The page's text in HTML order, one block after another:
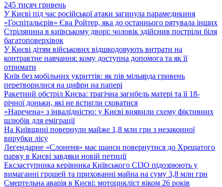
245 тисяч гривень
У Києві під час російської атаки загинула парамедикиня
«Госпітальєрів» Єва Ройтер, яка до останнього рятувала інших
Стрілянина в київському дворі: чоловік здійснив постріли біля
багатоповерхівок
У Києві дітям військових відшкодовують витрати на
контрактне навчання: кому доступна допомога та як її
отримати
Київ без мобільних укриттів: як пів мільярда гривень
перетворилися на цифри на папері
Ракетний обстріл Києва: трагічна загибель матері та її 18-
річної доньки, які не встигли сховатися
«Наречена» з інвалідністю: у Києві виявили схему фіктивних
шлюбів для еміграції
На Київщині повернули майже 1,8 млн грн з незаконної
вирубки лісу
Легендарне «Слоненя» має шанси повернутися до Хрещатого
парку в Києві завдяки новій петиції
Ексзаступника керівника Київського СІЗО підозрюють у
вимаганні грошей та прихованні майна на суму 3,8 млн грн
Смертельна аварія в Києві: мотоцикліст віком 26 років